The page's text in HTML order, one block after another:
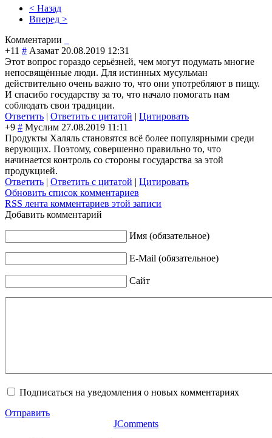
< Назад
Вперед >
Комментарии
+11 # Азамат 20.08.2019 12:31
Этот вопрос гораздо серьёзней, чем могут подумать многие
непосвящённые люди. Для истинных мусульман
действительно очень важно то, что они употребляют в пищу.
И спасибо государству за то, что начало помогать нам
соблюдать свои традиции.
Ответить | Ответить с цитатой | Цитировать
+9 # Муслим 27.08.2019 11:11
Продукты Халяль становятся всё более популярными среди
верующих. Поэтому, совершенно правильно то, что
начинается контроль со стороны государства за этой
продукцией.
Ответить | Ответить с цитатой | Цитировать
Обновить список комментариев
RSS лента комментариев этой записи
Добавить комментарий
Имя (обязательное)
E-Mail (обязательное)
Сайт
Подписаться на уведомления о новых комментариях
Отправить
JComments